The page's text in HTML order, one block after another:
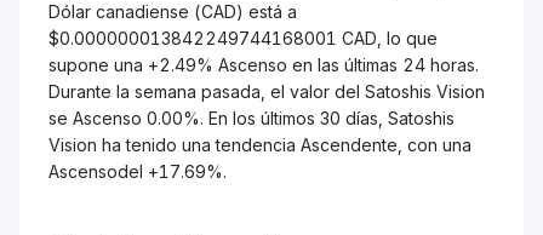
Dólar canadiense (CAD) está a
$0.000000013842249744168001 CAD, lo que
supone una +2.49% Ascenso en las últimas 24 horas.
Durante la semana pasada, el valor del Satoshis Vision
se Ascenso 0.00%. En los últimos 30 días, Satoshis
Vision ha tenido una tendencia Ascendente, con una
Ascensodel +17.69%.